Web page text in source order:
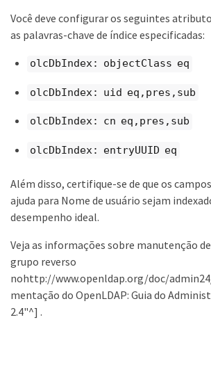
Você deve configurar os seguintes
as palavras-chave de índice especificadas:
olcDbIndex: objectClass eq
olcDbIndex: uid eq,pres,sub
olcDbIndex: cn eq,pres,sub
olcDbIndex: entryUUID eq
Além disso, certifique-se de que os
ajuda para Nome de usuário sejam
desempenho ideal.
Veja as informações sobre manutenção
grupo reverso
nohttp://www.openldap.org/doc/
mentação do OpenLDAP: Guia do
2.4"^] .